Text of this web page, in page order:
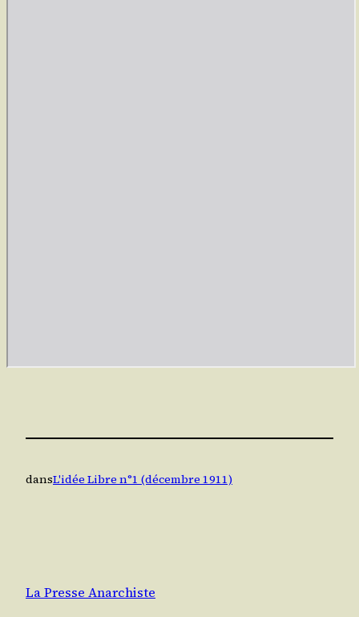
dansL'idée Libre n°1 (décembre 1911)
La Presse Anarchiste